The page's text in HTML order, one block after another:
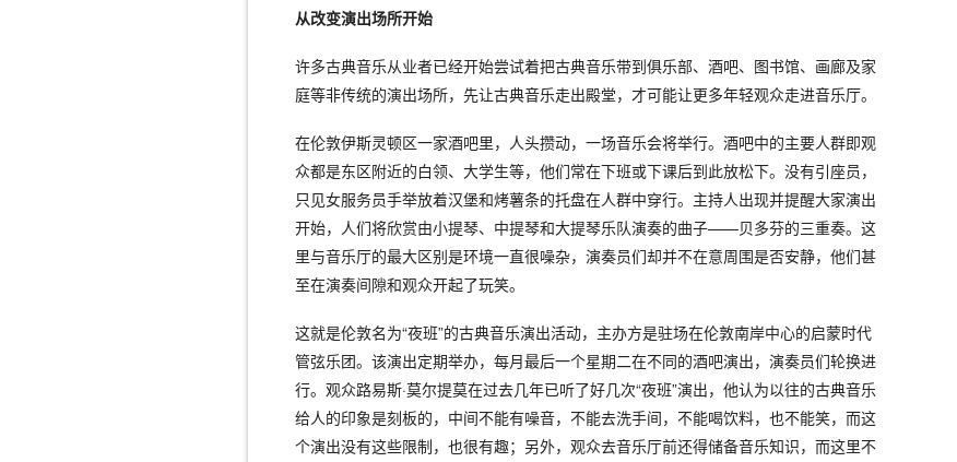
从改变演出场所开始
许多古典音乐从业者已经开始尝试着把古典音乐带到俱乐部、酒吧、图书馆、画廊及家
庭等非传统的演出场所，先让古典音乐走出殿堂，才可能让更多年轻观众走进音乐厅。
在伦敦伊斯灵顿区一家酒吧里，人头攒动，一场音乐会将举行。酒吧中的主要人群即观
众都是东区附近的白领、大学生等，他们常在下班或下课后到此放松下。没有引座员，
只见女服务员手举放着汉堡和烤薯条的托盘在人群中穿行。主持人出现并提醒大家演出
开始，人们将欣赏由小提琴、中提琴和大提琴乐队演奏的曲子——贝多芬的三重奏。这
里与音乐厅的最大区别是环境一直很噪杂，演奏员们却并不在意周围是否安静，他们甚
至在演奏间隙和观众开起了玩笑。
这就是伦敦名为“夜班”的古典音乐演出活动，主办方是驻场在伦敦南岸中心的启蒙时代
管弦乐团。该演出定期举办，每月最后一个星期二在不同的酒吧演出，演奏员们轮换进
行。观众路易斯·莫尔提莫在过去几年已听了好几次“夜班”演出，他认为以往的古典音乐
给人的印象是刻板的，中间不能有噪音，不能去洗手间，不能喝饮料，也不能笑，而这
个演出没有这些限制，也很有趣；另外，观众去音乐厅前还得储备音乐知识，而这里不